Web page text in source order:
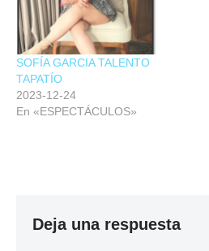
SOFÍA GARCIA TALENTO
TAPATÍO
2023-12-24
En «ESPECTÁCULOS»
Deja una respuesta